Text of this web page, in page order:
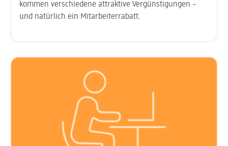
kommen ver­schiedene attraktive Ver­günsti­gungen –
und natürlich ein Mitarbeiter­rabatt.